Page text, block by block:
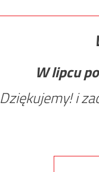
W lipcu
Dziękujemy! i